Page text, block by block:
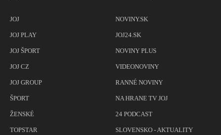
JOJ
JOJ PLAY
JOJ ŠPORT
JOJ CZ
JOJ GROUP
ŠPORT
ŽENSKÉ
TOPSTAR
NOVINY.SK
JOJ24.SK
NOVINY PLUS
VIDEONOVINY
RANNÉ NOVINY
NA HRANE TV JOJ
24 PODCAST
SLOVENSKO - AKTUALITY